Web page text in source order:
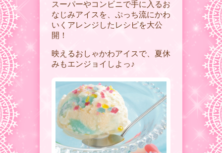
スーパーやコンビニで手に入るお
なじみアイスを、ぷっち流にかわ
いくアレンジしたレシピを大公
開！
映えるおしゃかわアイスで、夏休
みもエンジョイしよっ♪